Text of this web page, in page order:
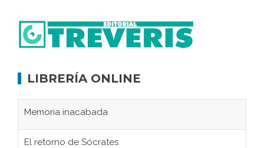
LIBRERÍA ONLINE
Memoria inacabada
El retorno de Sócrates